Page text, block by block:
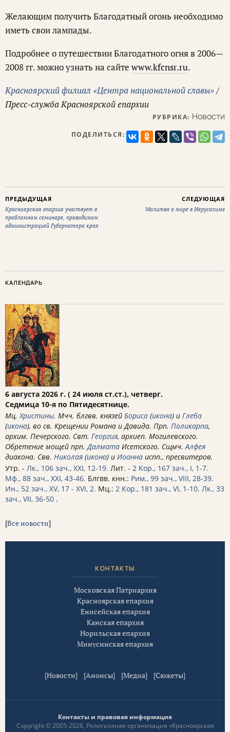
Желающим получить Благодатный огонь необходимо
иметь свои лампады.
Подробнее о путешествии Благодатного огня в 2006—
2008 гг. можно узнать на сайте www.kfcnsr.ru.
Красноярский филиал «Центра национальной славы»/
Пресс-служба Красноярской епархии
РУБРИКА: Новости
ПОДЕЛИТЬСЯ:
ПРЕДЫДУЩАЯ
Красноярская епархия участвует в
проблемном семинаре, проводимом
администрацией Губернатора края
СЛЕДУЮЩАЯ
Молитва о мире в Иерусалиме
КАЛЕНДАРЬ
6 августа 2026 г. ( 24 июля ст.ст.), четверг.
Седмица 10-я по Пятидесятнице.
Мц.Христины. Мчч. блгвв. князей Бориса (икона) и Глеба
(икона), во св. Крещении Романа и Давида. Прп. Поликарпа,
архим. Печерского. Свт. Георгия, архиеп. Могилевского.
Обретение мощей прп.Далмата Исетского. Сщмч.Алфея
диакона. Свв. Николая (икона) и Иоанна испп., пресвитеров.
Утр. - Лк., 106 зач., XXI, 12-19. Лит. - 2 Кор., 167 зач., I, 1-7.
Мф., 88 зач., XXI, 43-46. Блгвв. кнн.: Рим., 99 зач., VIII, 28-39.
Ин., 52 зач., XV, 17 - XVI, 2. Мц.: 2 Кор., 181 зач., VI, 1-10. Лк., 33
зач., VII, 36-50 .
[Все новости]
КОНТАКТЫ
Московская Патриархия
Красноярская епархия
Енисейская епархия
Канская епархия
Норильская епархия
Минусинская епархия
[Новости] [Анонсы] [Медиа] [Сюжеты]
Контакты и правовая информация
Copyright © 2005-2026, Религиозная организация «Красноярская